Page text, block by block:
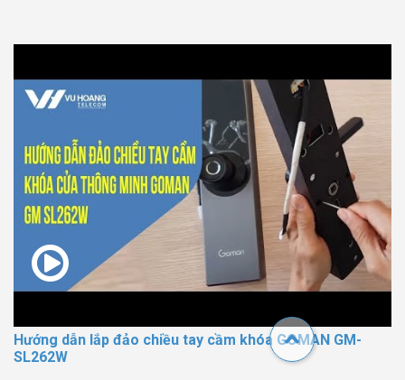
Hướng dẫn lắp đảo chiều tay cầm khóa GOMAN GM-
SL262W